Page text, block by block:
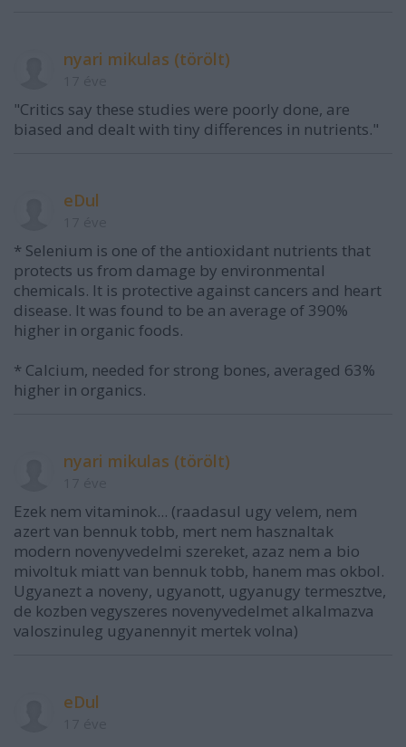
nyari mikulas (törölt)
"Critics say these studies were poorly done, are
biased and dealt with tiny differences in nutrients."
eDul
* Selenium is one of the antioxidant nutrients that
protects us from damage by environmental
chemicals. It is protective against cancers and heart
disease. It was found to be an average of 390%
higher in organic foods.
* Calcium, needed for strong bones, averaged 63%
higher in organics.
nyari mikulas (törölt)
Ezek nem vitaminok... (raadasul ugy velem, nem
azert van bennuk tobb, mert nem hasznaltak
modern novenyvedelmi szereket, azaz nem a bio
mivoltuk miatt van bennuk tobb, hanem mas okbol.
Ugyanezt a noveny, ugyanott, ugyanugy termesztve,
de kozben vegyszeres novenyvedelmet alkalmazva
valoszinuleg ugyanennyit mertek volna)
eDul